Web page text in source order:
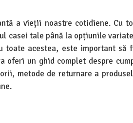
a vieții noastre cotidiene. Cu
casei tale până la opțiunile
acestea, este important să
oferi un ghid complet despre
metode de returnare a